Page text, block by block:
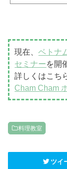
います
現在、ベトナ
セミナーを開
詳しくはこち
Cham Cham
料理教室
ツイ